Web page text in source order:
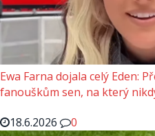
Ewa Farna dojala celý Eden:
fanouškům sen, na který
18.6.2026
0